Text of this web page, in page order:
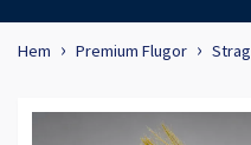
Hem Premium Flugor